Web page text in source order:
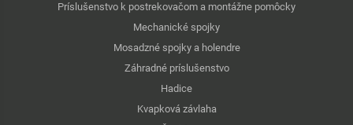
Príslušenstvo k postrekovačom a montážne pomôcky
Mechanické spojky
Mosadzné spojky a holendre
Záhradné príslušenstvo
Hadice
Kvapková závlaha